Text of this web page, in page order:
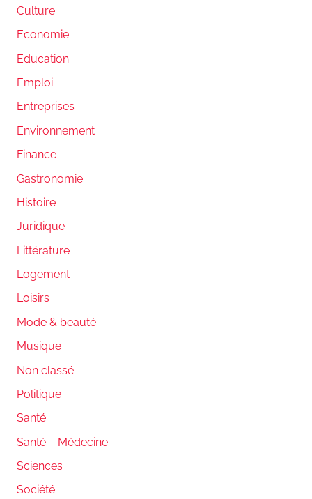
Culture
Economie
Education
Emploi
Entreprises
Environnement
Finance
Gastronomie
Histoire
Juridique
Littérature
Logement
Loisirs
Mode & beauté
Musique
Non classé
Politique
Santé
Santé – Médecine
Sciences
Société